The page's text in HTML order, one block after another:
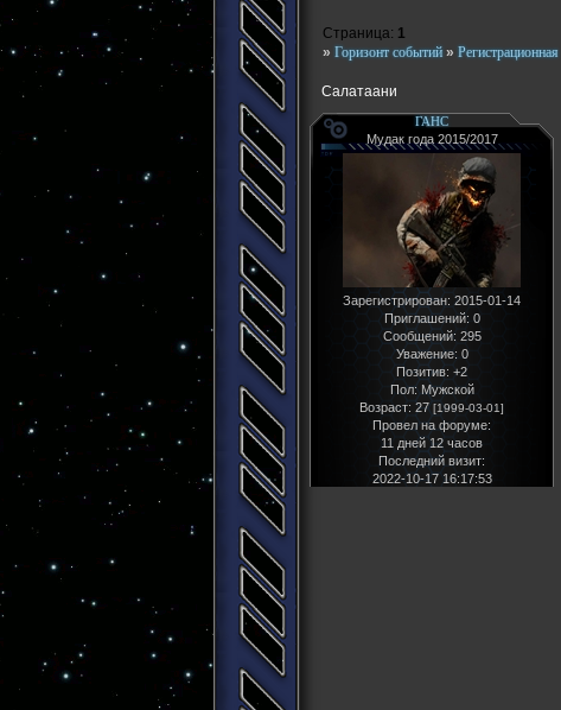
» Горизонт событий » Регистрационная
Салатаани
Страница: 1
ГАНС
Мудак года 2015/2017
Зарегистрирован: 2015-01-14
Приглашений: 0
Сообщений: 295
Уважение: 0
Позитив: +2
Пол: Мужской
Возраст: 27 [1999-03-01]
Провел на форуме:
11 дней 12 часов
Последний визит:
2022-10-17 16:17:53